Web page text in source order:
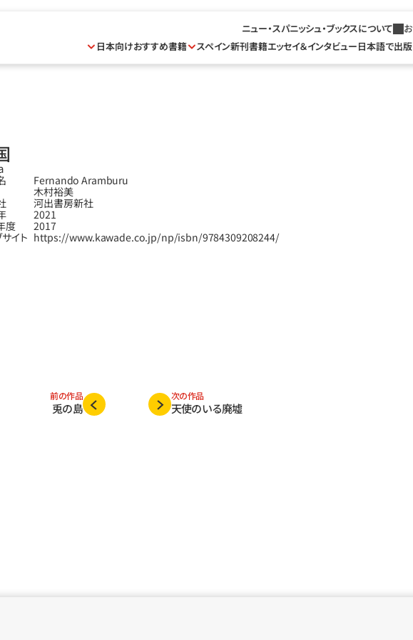
ニュー・スパニッシュ・ブックスについて
日本向けおすすめ書籍
スペイン新刊書籍エッセイ＆インタビュー日本語で出
Fernando Aramburu
木村裕美
河出書房新社
2021
度
2017
イト https://www.kawade.co.jp/np/isbn/9784309208244/
前の作品
兎の島
次の作品
天使のいる廃墟